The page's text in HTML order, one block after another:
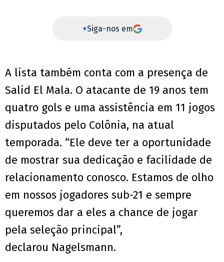
+Siga-nos em
A lista também conta com a presença de
Salid El Mala. O atacante de 19 anos tem
quatro gols e uma assistência em 11 jogos
disputados pelo Colônia, na atual
temporada. “Ele deve ter a oportunidade
de mostrar sua dedicação e facilidade de
relacionamento conosco. Estamos de olho
em nossos jogadores sub-21 e sempre
queremos dar a eles a chance de jogar
pela seleção principal”,
declarou Nagelsmann.